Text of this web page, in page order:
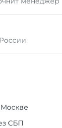
СБП